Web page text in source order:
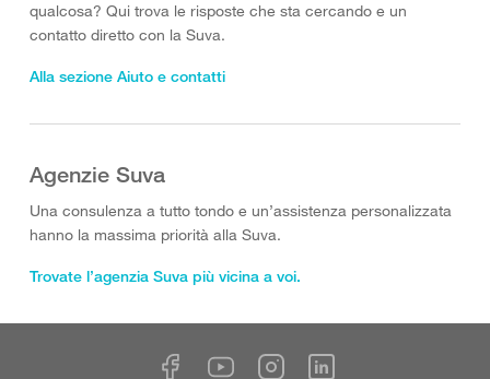
qualcosa? Qui trova le risposte che sta cercando e un
contatto diretto con la Suva.
Alla sezione Aiuto e contatti
Agenzie Suva
Una consulenza a tutto tondo e un’assistenza personalizzata
hanno la massima priorità alla Suva.
Trovate l’agenzia Suva più vicina a voi.